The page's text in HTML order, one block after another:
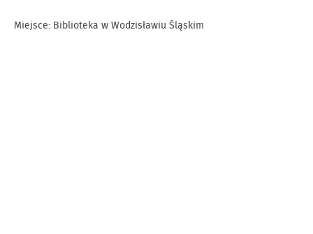
Miejsce: Biblioteka w Wodzisławiu Śląskim